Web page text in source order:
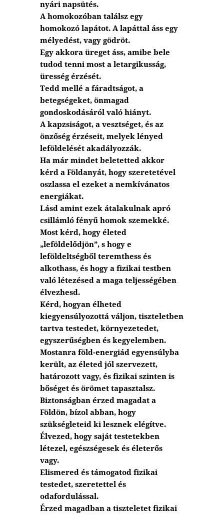
nyári napsütés.
A homokozóban találsz egy
homokozó lapátot. A lapáttal áss egy
mélyedést, vagy gödröt.
Egy akkora üreget áss, amibe bele
tudod tenni most a letargikusság,
üresség érzését.
Tedd mellé a fáradtságot, a
betegségeket, önmagad
gondoskodásáról való hiányt.
A kapzsiságot, a vesztséget, és az
önzőség érzéseit, melyek lényed
leföldelését akadályozzák.
Ha már mindet beletetted akkor
kérd a Földanyát, hogy szeretetével
oszlassa el ezeket a nemkívánatos
energiákat.
Lásd amint ezek átalakulnak apró
csillámló fényű homok szemekké.
Most kérd, hogy életed
„leföldelődjön”, s hogy e
leföldeltségből teremthess és
alkothass, és hogy a fizikai testben
való létezésed a maga teljességében
élvezhesd.
Kérd, hogyan élheted
kiegyensúlyozottá váljon, tiszteletben
tartva testedet, környezetedet,
egyszerűségben és kegyelemben.
Mostanra föld-energiád egyensúlyba
került, az életed jól szervezett,
határozott vagy, és fizikai szinten is
bőséget és örömet tapasztalsz.
Biztonságban érzed magadat a
Földön, bízol abban, hogy
szükségleteid ki lesznek elégítve.
Élvezed, hogy saját testetekben
létezel, egészségesek és életerős
vagy.
Elismered és támogatod fizikai
testedet, szeretettel és
odafordulással.
Érzed magadban a tiszteletet fizikai